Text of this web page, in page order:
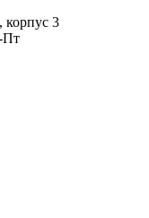
корпус 3
Пт